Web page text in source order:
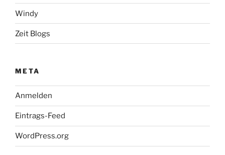
Windy
Zeit Blogs
META
Anmelden
Eintrags-Feed
WordPress.org